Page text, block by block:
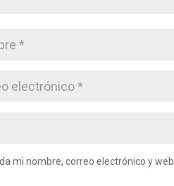
mi nombre, correo electrónico y